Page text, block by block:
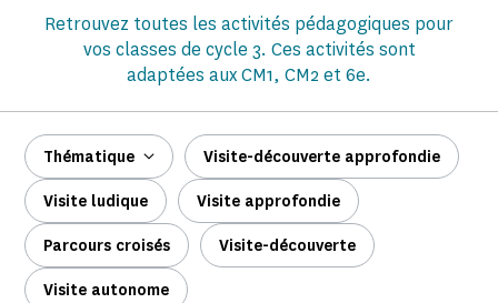
Retrouvez toutes les activités pédagogiques pour
vos classes de cycle 3. Ces activités sont
adaptées aux CM1, CM2 et 6e.
Thématique Visite-découverte approfondie
Visite ludique Visite approfondie
Parcours croisés Visite-découverte
Visite autonome